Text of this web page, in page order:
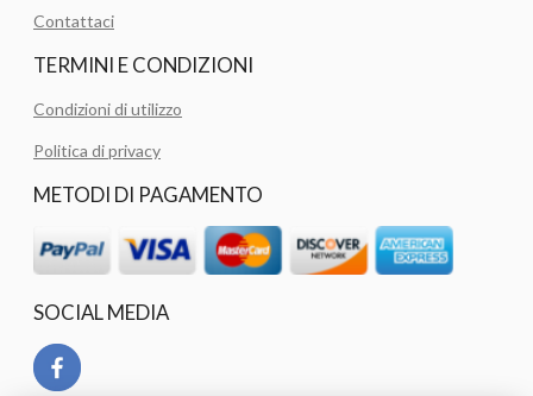
Contattaci
TERMINI E CONDIZIONI
Condizioni di utilizzo
Politica di privacy
METODI DI PAGAMENTO
SOCIAL MEDIA